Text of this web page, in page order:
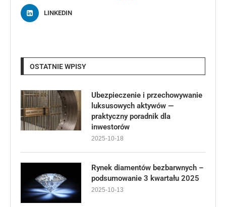
LINKEDIN
OSTATNIE WPISY
Ubezpieczenie i przechowywanie
luksusowych aktywów —
praktyczny poradnik dla
inwestorów
2025-10-18
Rynek diamentów bezbarwnych –
podsumowanie 3 kwartału 2025
2025-10-13